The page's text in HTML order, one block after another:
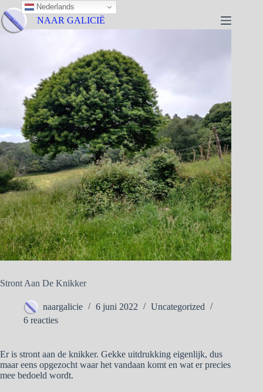
NAAR GALICIË
Stront Aan De Knikker
naargalicie 6 juni 2022
Uncategorized
6 reacties
Er is stront aan de knikker. Gekke uitdrukking eigenlijk, dus
maar eens opgezocht waar het vandaan komt en wat er precies
mee bedoeld wordt.
Nederlands